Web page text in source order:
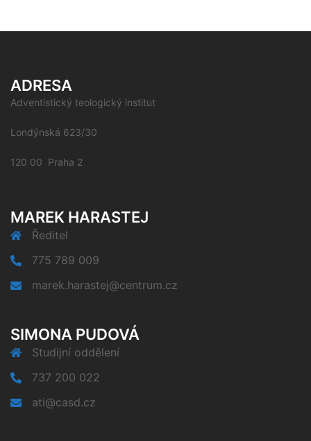
ADRESA
Adventistický teologický institut
Londýnská 623/30
120 00 Praha 2
MAREK HARASTEJ
Ředitel
775 789 009
marek.harastej@centrum.cz
SIMONA PUDOVÁ
Studijní oddělení
737 200 022
ati@casd.cz